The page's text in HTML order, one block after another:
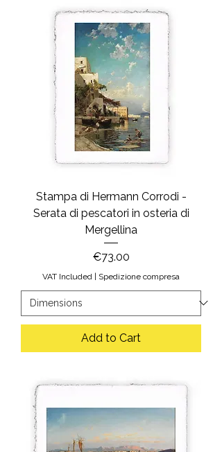
Stampa di Hermann Corrodi -
Serata di pescatori in osteria di
Mergellina
Price
€73.00
VAT Included | Spedizione compresa
Add to Cart